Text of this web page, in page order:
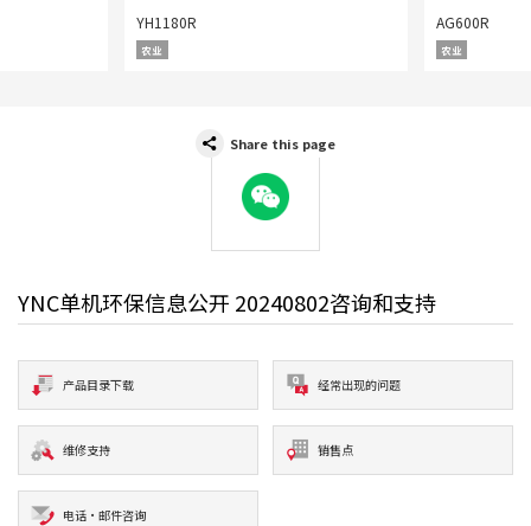
YH1180R
农业
AG600R
农业
Share this page
WeChat
YNC单机环保信息公开 20240802咨询和支持
产品目录下载 经常出现的问题
维修支持 销售点
电话·邮件咨询